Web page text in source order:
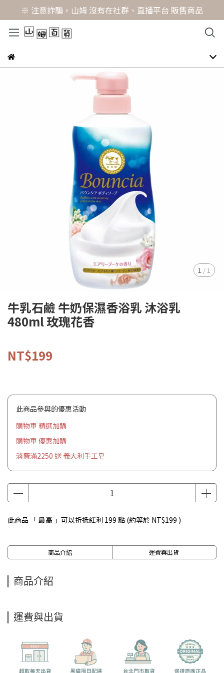
※ 注意詐騙，山姆 沒有在社群、直播平台 販售商品
1 / 1
牛乳石鹼 牛奶保濕香浴乳 沐浴乳
480ml 玫瑰花香
NT$199
此商品參與的優惠活動
購物車 精選加購
購物車 優惠加購
消費滿2250 送 義大利手工皂
此商品 「 最高 」可以折抵紅利 199 點 (約等於 NT$199 )
商品介紹 運費與出貨
商品介紹
運費與出貨